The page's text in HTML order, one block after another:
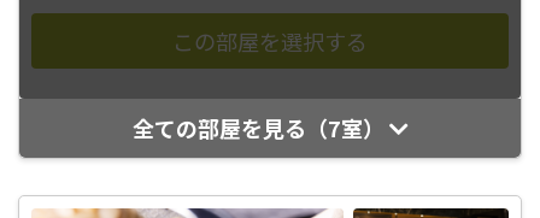
全ての部屋を見る（7室）